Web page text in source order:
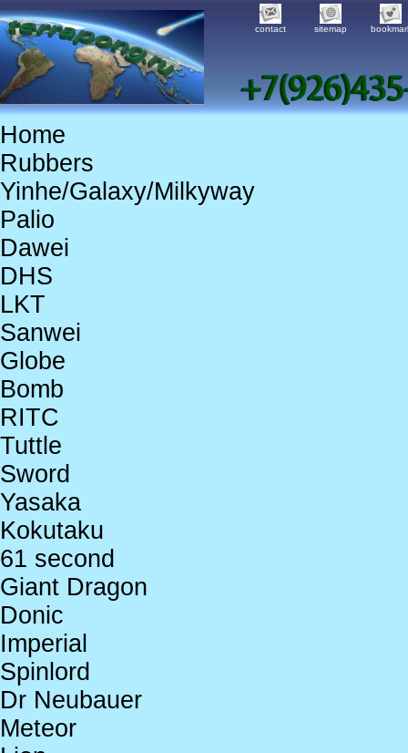
contact sitemap
Home
Rubbers
Yinhe/Galaxy/Milkyway
Palio
Dawei
DHS
LKT
Sanwei
Globe
Bomb
RITC
Tuttle
Sword
Yasaka
Kokutaku
61 second
Giant Dragon
Donic
Imperial
Spinlord
Dr Neubauer
Meteor